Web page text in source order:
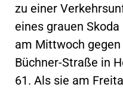
zu einer
eines grauen
am Mittwoch gegen
Büchner-Straße in
61. Als sie am